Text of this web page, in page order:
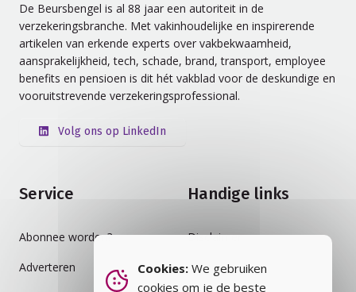
De Beursbengel is al 88 jaar een autoriteit in de
verzekeringsbranche. Met vakinhoudelijke en inspirerende
artikelen van erkende experts over vakbekwaamheid,
aansprakelijkheid, tech, schade, brand, transport, employee
benefits en pensioen is dit hét vakblad voor de deskundige en
vooruitstrevende verzekeringsprofessional.
Volg ons op LinkedIn
Service
Abonnee worden?
Adverteren
Handige links
Disclaimer
Auteursrecht
Cookies: We gebruiken
cookies om je de beste